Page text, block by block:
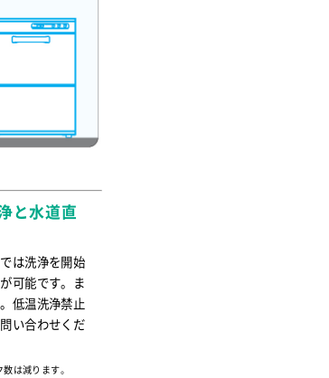
と水道直
は洗浄を開始
可能です。ま
低温洗浄禁止
い合わせくだ
は減ります。